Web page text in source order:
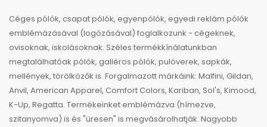
Céges pólók, csapat pólók, egyenpólók, egyedi reklám pólók
emblémázásával (logózásával) foglalkozunk - cégeknek,
ovisoknak, iskolásoknak. Széles termékkínálatunkban
megtalálhatóak pólók, galléros pólók, pulóverek, sapkák,
mellények, törölközők is. Forgalmazott márkáink: Malfini, Gildan,
Anvil, American Apparel, Comfort Colors, Kariban, Sol's, Kimood,
K-Up, Regatta. Termékeinket emblémázva (hímezve,
szitanyomva) is és "üresen" is megvásárolhatják. Nagyobb